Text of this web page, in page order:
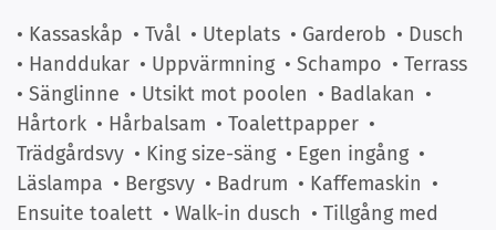
• Kassaskåp • Tvål • Uteplats • Garderob • Dusch
• Handdukar • Uppvärmning • Schampo • Terrass
• Sänglinne • Utsikt mot poolen • Badlakan •
Hårtork • Hårbalsam • Toalettpapper •
Trädgårdsvy • King size-säng • Egen ingång •
Läslampa • Bergsvy • Badrum • Kaffemaskin •
Ensuite toalett • Walk-in dusch • Tillgång med